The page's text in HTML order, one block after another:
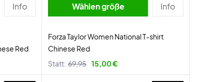
Info
Red
Wählen größe Info
Forza Taylor Women National T-shirt
Chinese Red
Statt: 69,95 15,00 €